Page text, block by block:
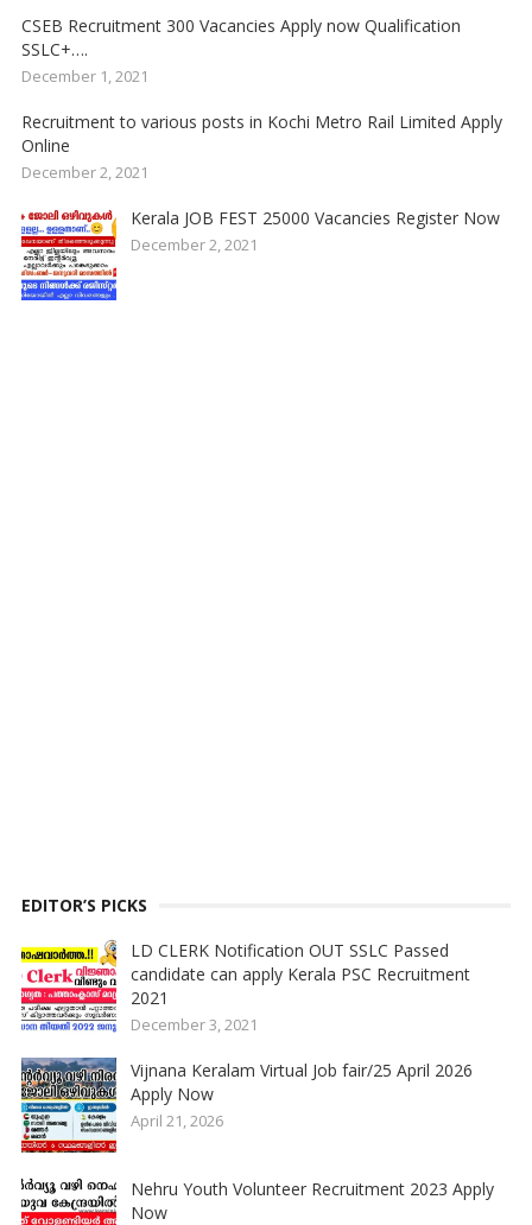
CSEB Recruitment 300 Vacancies Apply now Qualification
SSLC+….
December 1, 2021
Recruitment to various posts in Kochi Metro Rail Limited Apply
Online
December 2, 2021
Kerala JOB FEST 25000 Vacancies Register Now
December 2, 2021
EDITOR’S PICKS
LD CLERK Notification OUT SSLC Passed
candidate can apply Kerala PSC Recruitment
2021
December 3, 2021
Vijnana Keralam Virtual Job fair/25 April 2026
Apply Now
April 21, 2026
Nehru Youth Volunteer Recruitment 2023 Apply
Now